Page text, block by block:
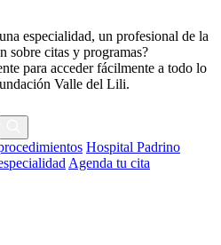
especialidad, un profesional de la
sobre citas y programas?
para acceder fácilmente a todo lo
Valle del Lili.
Hospital Padrino
Agenda tu cita